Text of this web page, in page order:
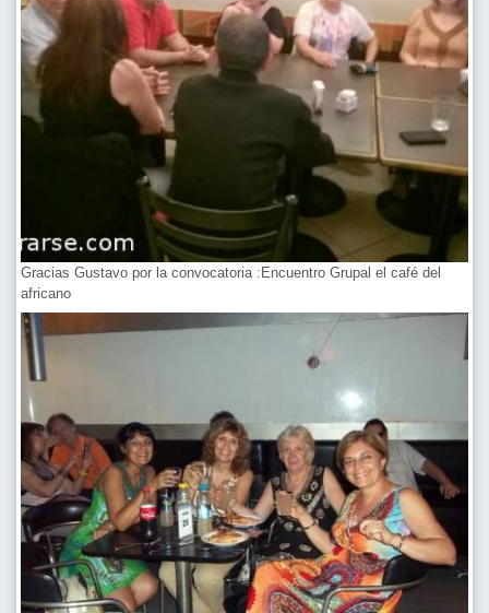
Gracias Gustavo por la convocatoria :Encuentro Grupal el café del
africano